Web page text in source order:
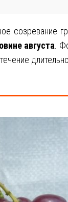
созревание
августа .